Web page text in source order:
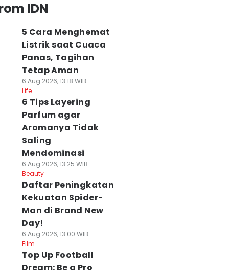
IDN
5 Cara Menghemat
Listrik saat Cuaca
Panas, Tagihan
Tetap Aman
6 Aug 2026, 13:18 WIB
Life
6 Tips Layering
Parfum agar
Aromanya Tidak
Saling
Mendominasi
6 Aug 2026, 13:25 WIB
Beauty
Daftar Peningkatan
Kekuatan Spider-
Man di Brand New
Day!
6 Aug 2026, 13:00 WIB
Film
Top Up Football
Dream: Be a Pro